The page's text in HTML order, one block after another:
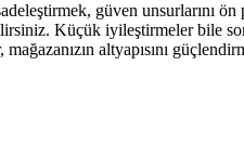
güven unsurlarını ön
Küçük iyileştirmeler bile
altyapısını